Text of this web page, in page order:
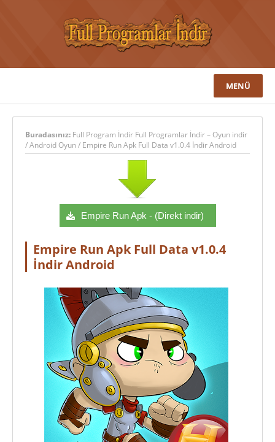
MENÜ
Buradasınız: Full Program İndir Full Programlar İndir – Oyun indir
/Android Oyun/ Empire Run Apk Full Data v1.0.4 İndir Android
Empire Run Apk - (Direkt indir)
Empire Run Apk Full Data v1.0.4
İndir Android